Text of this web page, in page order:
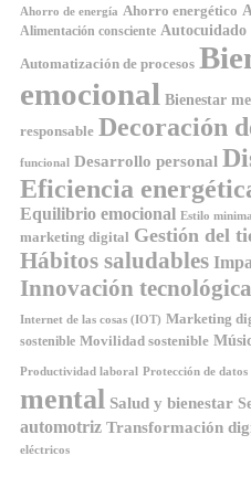
Ahorro de energía Ahorro energético
Alimentación consciente Autocuidado
Automatización de procesos
emocional Bienestar
responsable Decoración
funcional Desarrollo personal
Eficiencia
Equilibrio emocional Estilo
marketing digital Gestión del
Hábitos saludables
Innovación tecnológica
Internet de las cosas (IOT) Marketing
sostenible Movilidad sostenible
Productividad laboral Protección de datos
mental Salud y bienestar
automotriz Transformación
eléctricos